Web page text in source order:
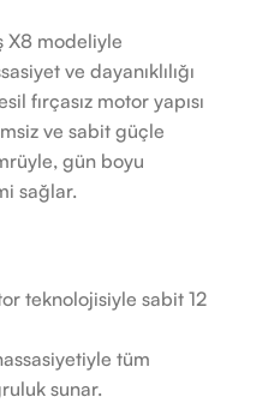
X8 modeliyle
ve dayanıklılığı
fırçasız motor yapısı
ve sabit güçle
gün boyu
sağlar.
teknolojisiyle sabit 12
tüm
sunar.